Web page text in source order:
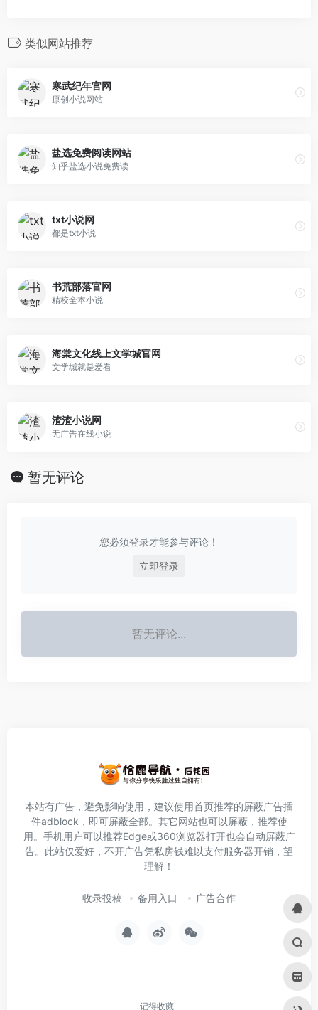
类似网站推荐
寒武纪年官网
原创小说网站
盐选免费阅读网站
知乎盐选小说免费读
txt小说网
都是txt小说
书荒部落官网
精校全本小说
海棠文化线上文学城官网
文学城就是爱看
渣渣小说网
无广告在线小说
暂无评论
您必须登录才能参与评论！
立即登录
暂无评论...
本站有广告，避免影响使用，建议使用首页推荐的屏蔽广告插
件adblock ，即可屏蔽全部。其它网站也可以屏蔽，推荐使
用。手机用户可以推荐Edge或360浏览器打开也会自动屏蔽广
告。此站仅爱好，不开广告凭私房钱难以支付服务器开销，望
理解！
收录投稿 备用入口 广告合作
记得收藏